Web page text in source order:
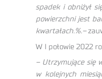
spadek i obniżył
powierzchni jest
kwartałach.%.–
W I połowie 2022
– Utrzymujące się
w kolejnych